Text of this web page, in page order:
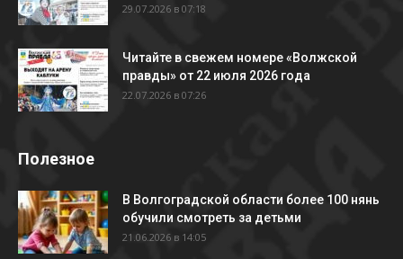
29.07.2026 в 07:18
Читайте в свежем номере «Волжской
правды» от 22 июля 2026 года
22.07.2026 в 07:26
Полезное
В Волгоградской области более 100 нянь
обучили смотреть за детьми
21.06.2026 в 14:05